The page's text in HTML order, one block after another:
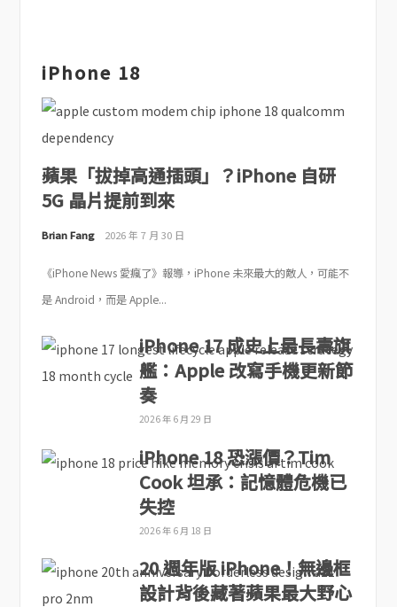
iPhone 18
蘋果「拔掉高通插頭」？iPhone 自研
5G 晶片提前到來
Brian Fang 2026 年 7 月 30 日
《iPhone News 愛瘋了》報導，iPhone 未來最大的敵人，可能不
是 Android，而是 Apple...
iPhone 17 成史上最長壽旗
艦：Apple 改寫手機更新節
奏
2026 年 6 月 29 日
iPhone 18 恐漲價？Tim
Cook 坦承：記憶體危機已
失控
2026 年 6 月 18 日
20 週年版 iPhone！無邊框
設計背後藏著蘋果最大野心